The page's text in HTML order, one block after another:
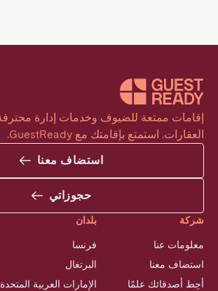
العقارات. استمتع بإقامتك مع GuestReady.
استضاف معنا
حجوزاتي
شركة
معلومات عنا
استضاف معنا
أحِط أصدقائك علمًا
بلدان
فرنسا
البرتغال
الإمارات العربية المتحدة